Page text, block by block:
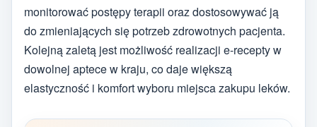
monitorować postępy terapii oraz dostosowywać ją
do zmieniających się potrzeb zdrowotnych pacjenta.
Kolejną zaletą jest możliwość realizacji e-recepty w
dowolnej aptece w kraju, co daje większą
elastyczność i komfort wyboru miejsca zakupu leków.